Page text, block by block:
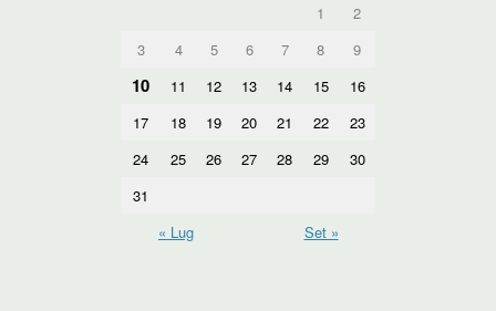
1
2
3
4 5 6 7 8 9
10 11 12 13 14 15
16
17
18 19 20 21 22
23
24
25 26 27 28 29
30
31
« Lug
Set »